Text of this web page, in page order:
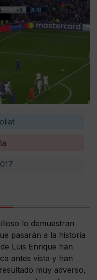
lo demuestran
pasarán a la historia
Luis Enrique han
antes vista y han
muy adverso,